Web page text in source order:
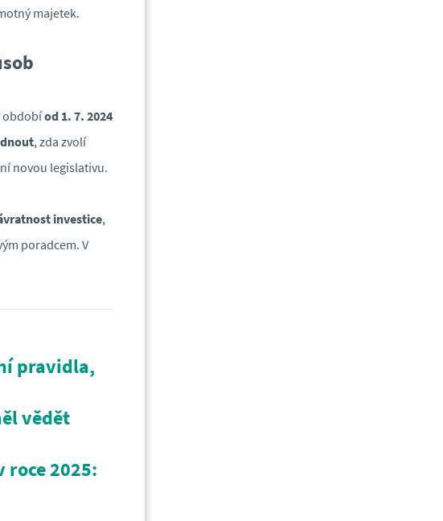
majetek.
obdobíod 1. 7. 2024
, zda zvolí
novou legislativu.
investice,
poradcem. V
pravidla,
vědět
2025: